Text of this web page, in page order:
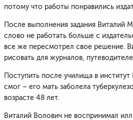
потому что работы понравились
После выполнения задания Виталий
слово не работать больше с
все же пересмотрел свое решение.
рисовать для журналов,
Поступить после училища в
смог – его мать заболела
возрасте 48 лет.
Виталий Волович не воспринимал